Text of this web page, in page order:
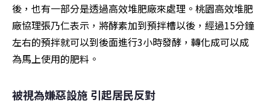
後，也有一部分是透過高效堆肥廠來處理。桃園高效堆肥
廠協理張乃仁表示，將酵素加到預拌槽以後，經過15分鐘
左右的預拌就可以到後面進行3小時發酵，轉化成可以成
為馬上使用的肥料。
被視為嫌惡設施 引起居民反對